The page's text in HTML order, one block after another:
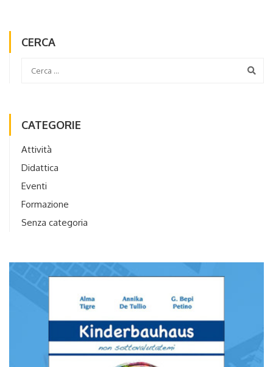
CERCA
CATEGORIE
Attività
Didattica
Eventi
Formazione
Senza categoria